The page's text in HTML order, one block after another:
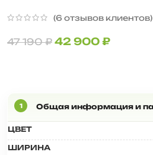
(6 отзывов клиентов)
47 190₽ 42 900₽
ЦВЕТ
ШИРИНА